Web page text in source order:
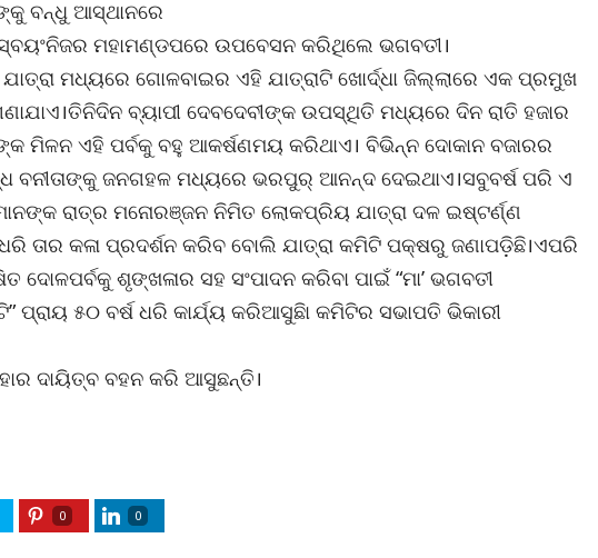
ବନ୍ଧୁ ଆସ୍ଥାନରେ
ମହାମଣ୍ଡପରେ ଉପବେସନ କରିଥିଲେ ଭଗବତୀ।
ମଧ୍ୟରେ ଗୋଳବାଇର ଏହି ଯାତ୍ରାଟି ଖୋର୍ଦ୍ଧା ଜିଲ୍ଲାରେ ଏକ ପ୍ରମୁଖ
ବ୍ୟାପୀ ଦେବଦେବୀଙ୍କ ଉପସ୍ଥିତି ମଧ୍ୟରେ ଦିନ ରାତି ହଜାର
ମିଳନ ଏହି ପର୍ବକୁ ବହୁ ଆକର୍ଷଣମୟ କରିଥାଏ। ବିଭିନ୍ନ ଦୋକାନ ବଜାରର
ବନୀତାଙ୍କୁ ଜନଗହଳ ମଧ୍ୟରେ ଭରପୁର୍ ଆନନ୍ଦ ଦେଇଥାଏ।ସବୁବର୍ଷ ପରି ଏ
ରାତ୍ର ମନୋରଞ୍ଜନ ନିମିତ ଲୋକପ୍ରିୟ ଯାତ୍ରା ଦଳ ଇଷ୍ଟର୍ଣ୍ଣ
ଧରି ତାର କଳା ପ୍ରଦର୍ଶନ କରିବ ବୋଲି ଯାତ୍ରା କମିଟି ପକ୍ଷରୁ ଜଣାପଡ଼ିଛି।ଏପରି
ଶୃଙ୍ଖଳାର ସହ ସଂପାଦନ କରିବା ପାଇଁ “ମା’ ଭଗବତୀ
ପ୍ରାୟ ୫୦ ବର୍ଷ ଧରି କାର୍ଯ୍ୟ କରିଆସୁଛିା କମିଟିର ସଭାପତି ଭିକାରୀ
ଦାୟିତ୍ବ ବହନ କରି ଆସୁଛନ୍ତି।
0 0